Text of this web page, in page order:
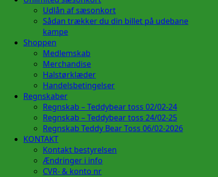
Udlån af sæsonkort
Sådan trækker du din billet på udebane
kampe
Shoppen
Medlemskab
Merchandise
Halstørklæder
Handelsbetingelser
Regnskaber
Regnskab – Teddybear toss 02/02-24
Regnskab – Teddybear toss 24/02-25
Regnskab Teddy Bear Toss 06/02-2026
KONTAKT
Kontakt bestyrelsen
Ændringer i info
CVR- & konto nr